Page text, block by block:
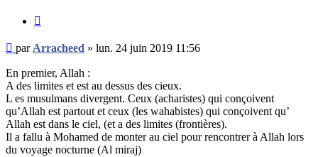
Message
non
lu
par Arracheed » lun. 24 juin 2019 11:56
En premier, Allah :
A des limites et est au dessus des cieux.
L es musulmans divergent. Ceux (acharistes) qui conçoivent
qu’Allah est partout et ceux (les wahabistes) qui conçoivent qu’
Allah est dans le ciel, (et a des limites (frontières).
Il a fallu à Mohamed de monter au ciel pour rencontrer à Allah lors
du voyage nocturne (Al miraj)